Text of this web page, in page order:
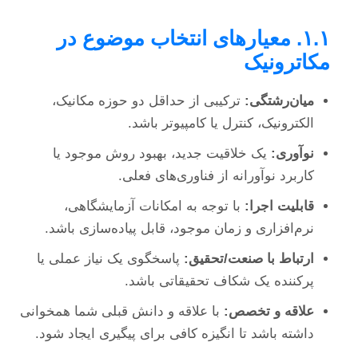
۱.۱. معیارهای انتخاب موضوع در
مکاترونیک
میان‌رشتگی: ترکیبی از حداقل دو حوزه مکانیک،
الکترونیک، کنترل یا کامپیوتر باشد.
نوآوری: یک خلاقیت جدید، بهبود روش موجود یا
کاربرد نوآورانه از فناوری‌های فعلی.
قابلیت اجرا: با توجه به امکانات آزمایشگاهی،
نرم‌افزاری و زمان موجود، قابل پیاده‌سازی باشد.
ارتباط با صنعت/تحقیق: پاسخگوی یک نیاز عملی یا
پرکننده یک شکاف تحقیقاتی باشد.
علاقه و تخصص: با علاقه و دانش قبلی شما همخوانی
داشته باشد تا انگیزه کافی برای پیگیری ایجاد شود.